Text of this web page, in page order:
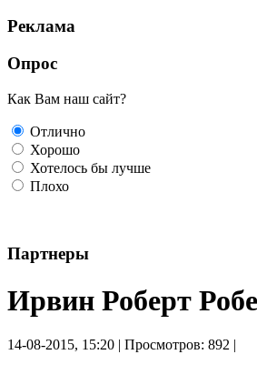
Реклама
Опрос
Как Вам наш сайт?
Отлично
Хорошо
Хотелось бы лучше
Плохо
Партнеры
Ирвин Роберт
14-08-2015, 15:20 | Просмотров: 892 |